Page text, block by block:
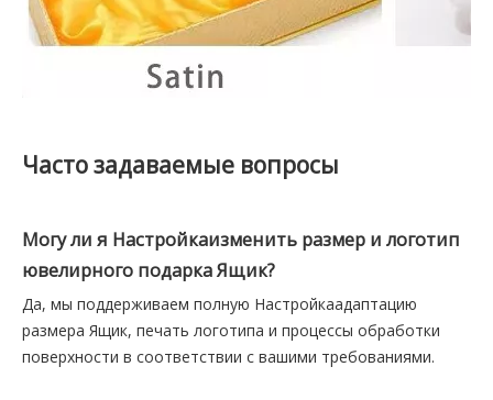
Часто задаваемые вопросы
Могу ли я Настройкаизменить размер и логотип
ювелирного подарка Ящик?
Да, мы поддерживаем полную Настройкаадаптацию
размера Ящик, печать логотипа и процессы обработки
поверхности в соответствии с вашими требованиями.